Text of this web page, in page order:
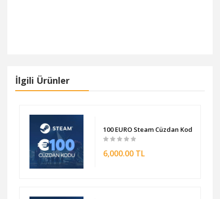
İlgili Ürünler
100 EURO Steam Cüzdan Kodu
6,000.00 TL